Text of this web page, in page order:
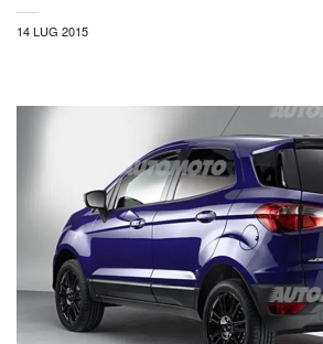
14 LUG 2015